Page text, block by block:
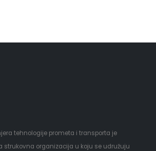
tehnologije prometa i transporta je
strukovna organizacija u koju se udružuju